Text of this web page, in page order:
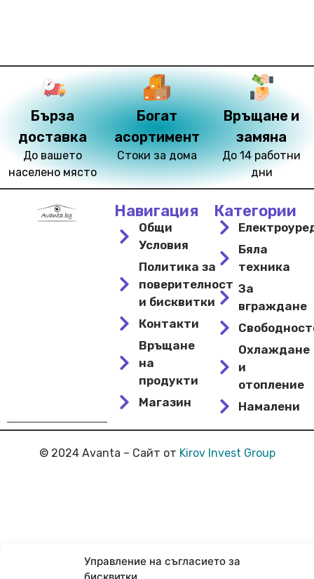
Управление на съгласието за
бисквитки
Бърза
доставка
До вашето
населено място
Богат
асортимент
Стоки за дома
Връщане и
замяна
До 14 работни
дни
Навигация
Общи
Условия
Политика за
поверителност
и бисквитки
Контакти
Връщане
на
продукти
Магазин
Категории
Бяла
техника
За
вграждане
Охлаждане
и
отопление
Намалени
© 2024 Avanta – Сайт от Kirov Invest Group